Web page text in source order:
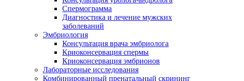
Спермограмма
Диагностика и лечение мужских
заболеваний
Эмбриология
Консультация врача эмбриолога
Криоконсервация спермы
Криоконсервация эмбрионов
Лабораторные исследования
Комбинированный пренатальный скрининг